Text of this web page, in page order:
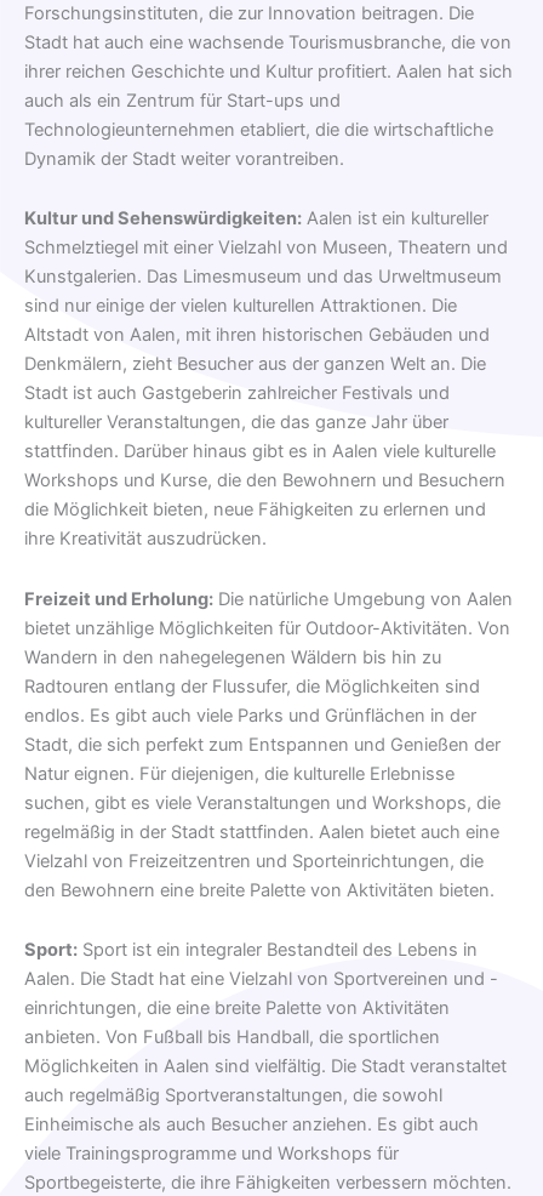
Forschungsinstituten, die zur Innovation beitragen. Die
Stadt hat auch eine wachsende Tourismusbranche, die von
ihrer reichen Geschichte und Kultur profitiert. Aalen hat sich
auch als ein Zentrum für Start-ups und
Technologieunternehmen etabliert, die die wirtschaftliche
Dynamik der Stadt weiter vorantreiben.
Kultur und Sehenswürdigkeiten: Aalen ist ein kultureller
Schmelztiegel mit einer Vielzahl von Museen, Theatern und
Kunstgalerien. Das Limesmuseum und das Urweltmuseum
sind nur einige der vielen kulturellen Attraktionen. Die
Altstadt von Aalen, mit ihren historischen Gebäuden und
Denkmälern, zieht Besucher aus der ganzen Welt an. Die
Stadt ist auch Gastgeberin zahlreicher Festivals und
kultureller Veranstaltungen, die das ganze Jahr über
stattfinden. Darüber hinaus gibt es in Aalen viele kulturelle
Workshops und Kurse, die den Bewohnern und Besuchern
die Möglichkeit bieten, neue Fähigkeiten zu erlernen und
ihre Kreativität auszudrücken.
Freizeit und Erholung: Die natürliche Umgebung von Aalen
bietet unzählige Möglichkeiten für Outdoor-Aktivitäten. Von
Wandern in den nahegelegenen Wäldern bis hin zu
Radtouren entlang der Flussufer, die Möglichkeiten sind
endlos. Es gibt auch viele Parks und Grünflächen in der
Stadt, die sich perfekt zum Entspannen und Genießen der
Natur eignen. Für diejenigen, die kulturelle Erlebnisse
suchen, gibt es viele Veranstaltungen und Workshops, die
regelmäßig in der Stadt stattfinden. Aalen bietet auch eine
Vielzahl von Freizeitzentren und Sporteinrichtungen, die
den Bewohnern eine breite Palette von Aktivitäten bieten.
Sport: Sport ist ein integraler Bestandteil des Lebens in
Aalen. Die Stadt hat eine Vielzahl von Sportvereinen und -
einrichtungen, die eine breite Palette von Aktivitäten
anbieten. Von Fußball bis Handball, die sportlichen
Möglichkeiten in Aalen sind vielfältig. Die Stadt veranstaltet
auch regelmäßig Sportveranstaltungen, die sowohl
Einheimische als auch Besucher anziehen. Es gibt auch
viele Trainingsprogramme und Workshops für
Sportbegeisterte, die ihre Fähigkeiten verbessern möchten.